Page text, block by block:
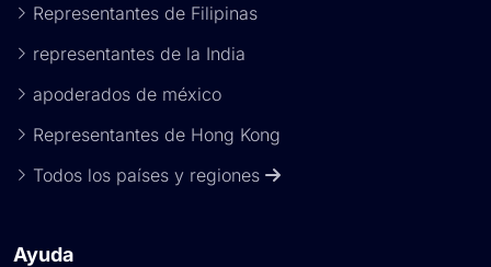
Representantes de Filipinas
representantes de la India
apoderados de méxico
Representantes de Hong Kong
Todos los países y regiones
Ayuda